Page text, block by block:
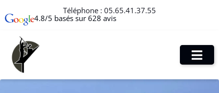
Téléphone : 05.65.41.37.55
4.8/5 basés sur 628 avis